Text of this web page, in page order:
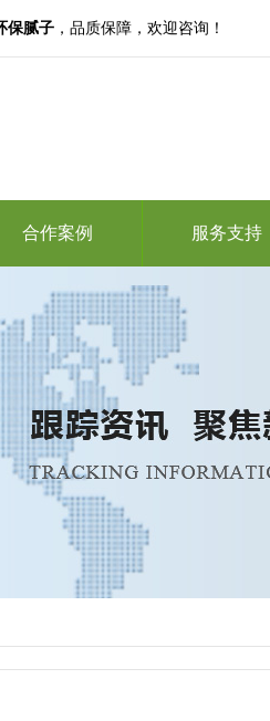
保腻子 ，品质保障，欢迎咨询！
合作案例 服务支持